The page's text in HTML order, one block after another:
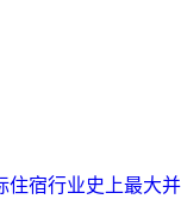
住宿行业史上最大并